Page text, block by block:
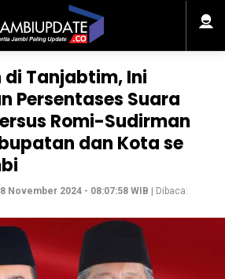
di Tanjabtim, Ini
Persentases Suara
Romi-Sudirman
dan Kota se
November 2024 - 08:07:58 WIB | Dibaca: